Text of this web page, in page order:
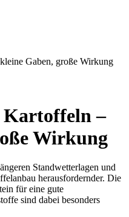
Gaben, große Wirkung
–
Wirkung
Standwetterlagen und
herausfordernder. Die
für eine gute
sind dabei besonders